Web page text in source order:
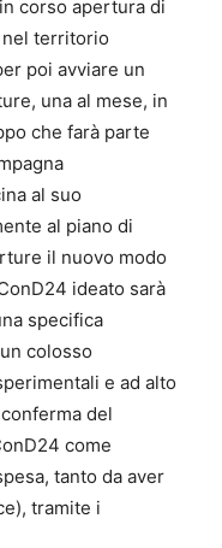
corso apertura di
territorio
poi avviare un
una al mese, in
che farà parte
al suo
al piano di
il nuovo modo
ideato sarà
specifica
colosso
e ad alto
del
come
tanto da aver
tramite i